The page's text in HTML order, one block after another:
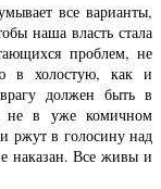
все варианты,
наша власть стала
проблем, не
в холостую, как и
должен быть в
не в уже комичном
ржут в голосину над
наказан. Все живы и